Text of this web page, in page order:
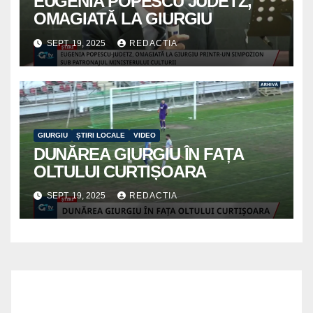
OMAGIATĂ LA GIURGIU
SEPT. 19, 2025 REDACTIA
GIURGIU ȘTIRI LOCALE VIDEO
DUNĂREA GIURGIU ÎN FAȚA
OLTULUI CURTIȘOARA
SEPT. 19, 2025 REDACTIA